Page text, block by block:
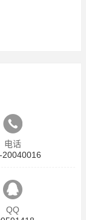
电话
20040016
QQ